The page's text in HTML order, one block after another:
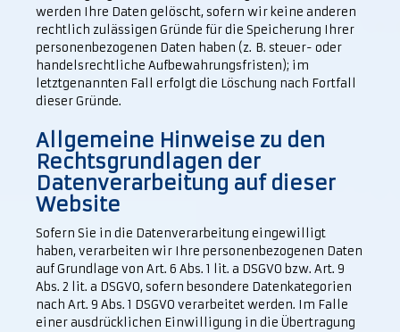
werden Ihre Daten gelöscht, sofern wir keine anderen
rechtlich zulässigen Gründe für die Speicherung Ihrer
personenbezogenen Daten haben (z. B. steuer- oder
handelsrechtliche Aufbewahrungsfristen); im
letztgenannten Fall erfolgt die Löschung nach Fortfall
dieser Gründe.
Allgemeine Hinweise zu den
Rechtsgrundlagen der
Datenverarbeitung auf dieser
Website
Sofern Sie in die Datenverarbeitung eingewilligt
haben, verarbeiten wir Ihre personenbezogenen Daten
auf Grundlage von Art. 6 Abs. 1 lit. a DSGVO bzw. Art. 9
Abs. 2 lit. a DSGVO, sofern besondere Datenkategorien
nach Art. 9 Abs. 1 DSGVO verarbeitet werden. Im Falle
einer ausdrücklichen Einwilligung in die Übertragung